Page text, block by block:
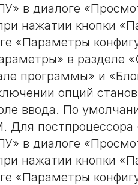
в диалоге
нажатии кнопки
«Параметры
в разделе
программы» и
опций
ввода. По
Для
в диалоге
нажатии кнопки
«Параметры